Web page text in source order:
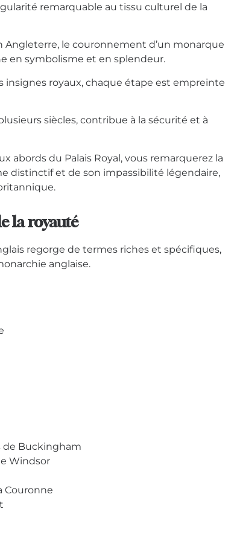
remarquable au tissu culturel de la
Angleterre, le couronnement d’un monarque
en symbolisme et en splendeur.
insignes royaux, chaque étape est empreinte
siècles, contribue à la sécurité et à
abords du Palais Royal, vous remarquerez la
distinctif et de son impassibilité légendaire,
la royauté
regorge de termes riches et spécifiques,
anglaise.
de Buckingham
Windsor
Couronne